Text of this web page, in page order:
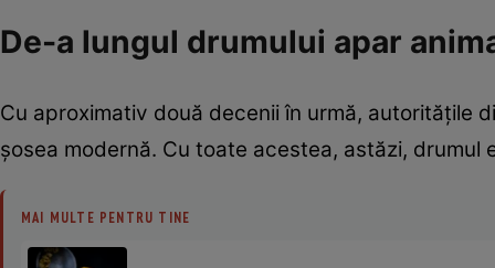
De-a lungul drumului apar
Cu aproximativ două decenii în urmă, autoritățile
șosea modernă. Cu toate acestea, astăzi,
MAI MULTE PENTRU TINE